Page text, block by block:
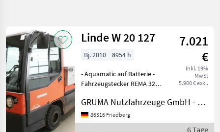
Linde W 20 127
7.021
€
inkl. 19%
MwSt
5.900 € exkl.
Bj. 2010 8954 h
- Aquamatic auf Batterie -
Fahrzeugstecker REMA 320A
- Spannungswandler -
Vollkabine - Bauhöhe durch
Fahrerschutzdach: 1820
GRUMA Nutzfahrzeuge GmbH - Staplertechnik
86316 Friedberg
6 Tage